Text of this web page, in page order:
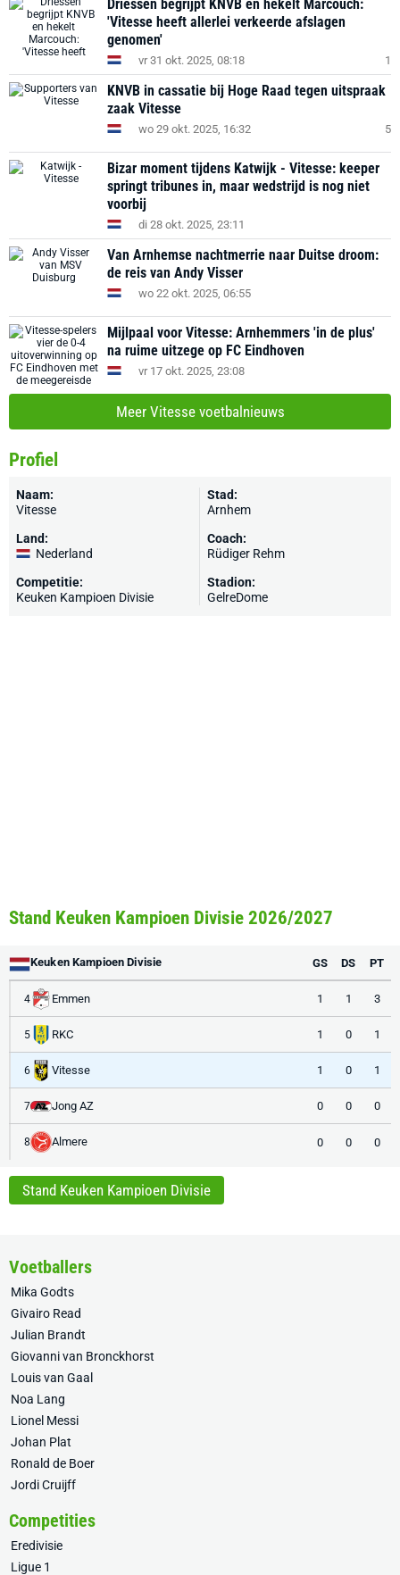
Driessen begrijpt KNVB en hekelt Marcouch:
'Vitesse heeft allerlei verkeerde afslagen
genomen'
vr 31 okt. 2025, 08:18 1
KNVB in cassatie bij Hoge Raad tegen uitspraak
zaak Vitesse
wo 29 okt. 2025, 16:32 5
Bizar moment tijdens Katwijk - Vitesse: keeper
springt tribunes in, maar wedstrijd is nog niet
voorbij
di 28 okt. 2025, 23:11
Van Arnhemse nachtmerrie naar Duitse droom:
de reis van Andy Visser
wo 22 okt. 2025, 06:55
Mijlpaal voor Vitesse: Arnhemmers 'in de plus'
na ruime uitzege op FC Eindhoven
vr 17 okt. 2025, 23:08
Meer Vitesse voetbalnieuws
Profiel
Naam:
Vitesse
Land:
Nederland
Competitie:
Keuken Kampioen Divisie
Stad:
Arnhem
Coach:
Rüdiger Rehm
Stadion:
GelreDome
Stand Keuken Kampioen Divisie 2026/2027
Keuken Kampioen Divisie GS DS PT
4 Emmen 1 1 3
5 RKC 1 0 1
6 Vitesse 1 0 1
7 Jong AZ 0 0 0
8 Almere 0 0 0
Stand Keuken Kampioen Divisie
Voetballers
Mika Godts
Givairo Read
Julian Brandt
Giovanni van Bronckhorst
Louis van Gaal
Noa Lang
Lionel Messi
Johan Plat
Ronald de Boer
Jordi Cruijff
Competities
Eredivisie
Ligue 1